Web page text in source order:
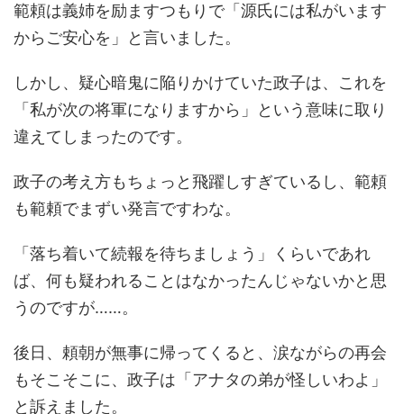
範頼は義姉を励ますつもりで「源氏には私がいます
からご安心を」と言いました。
しかし、疑心暗鬼に陥りかけていた政子は、これを
「私が次の将軍になりますから」という意味に取り
違えてしまったのです。
政子の考え方もちょっと飛躍しすぎているし、範頼
も範頼でまずい発言ですわな。
「落ち着いて続報を待ちましょう」くらいであれ
ば、何も疑われることはなかったんじゃないかと思
うのですが……。
後日、頼朝が無事に帰ってくると、涙ながらの再会
もそこそこに、政子は「アナタの弟が怪しいわよ」
と訴えました。